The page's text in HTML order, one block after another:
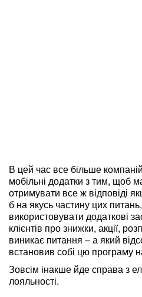
В цей час все більше
мобільні додатки з тим, щоб
отримувати все ж відповіді
б на якусь частину цих
використовувати додаткові
клієнтів про знижки, акції,
виникає питання – а який
встановив собі цю програму
Зовсім інакше йде справа з
лояльності.